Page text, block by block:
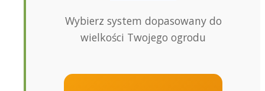
Wybierz system dopasowany do
wielkości Twojego ogrodu